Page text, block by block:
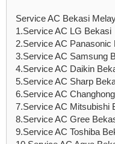
Service AC Bekasi
1.Service AC LG Bekasi
2.Service AC Panasonic
3.Service AC Samsung
4.Service AC Daikin
5.Service AC Sharp
6.Service AC
7.Service AC Mitsubishi
8.Service AC Gree
9.Service AC Toshiba